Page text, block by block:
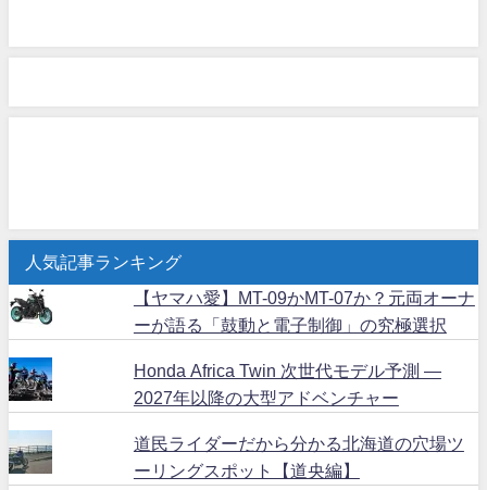
人気記事ランキング
【ヤマハ愛】MT-09かMT-07か？元両オーナ
ーが語る「鼓動と電子制御」の究極選択
Honda Africa Twin 次世代モデル予測 ―
2027年以降の大型アドベンチャー
道民ライダーだから分かる北海道の穴場ツ
ーリングスポット【道央編】